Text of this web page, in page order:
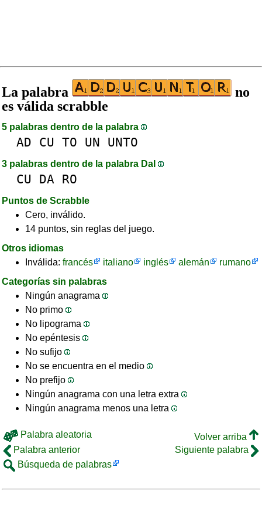
La palabra
no
es válida scrabble
5 palabras dentro de la palabra
AD CU TO UN UNTO
3 palabras dentro de la palabra DaI
CU DA RO
Puntos de Scrabble
Cero, inválido.
14 puntos, sin reglas del juego.
Otros idiomas
Inválida: francés italiano inglés alemán
rumano
Categorías sin palabras
Ningún anagrama
No primo
No lipograma
No epéntesis
No sufijo
No se encuentra en el medio
No prefijo
Ningún anagrama con una letra extra
Ningún anagrama menos una letra
Palabra aleatoria
Volver arriba
Palabra anterior
Siguiente palabra
Búsqueda de palabras